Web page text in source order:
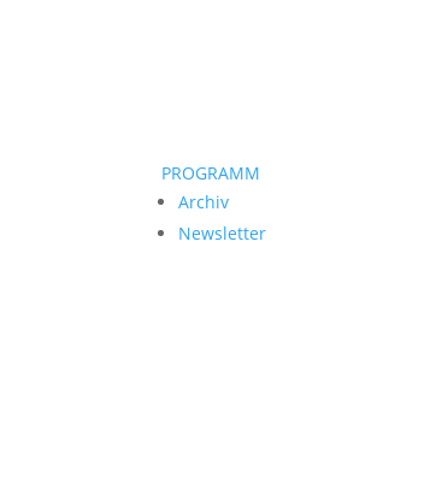
PROGRAMM
Archiv
Newsletter